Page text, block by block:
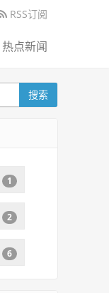
RSS订阅
热点新闻
搜索
1
2
6